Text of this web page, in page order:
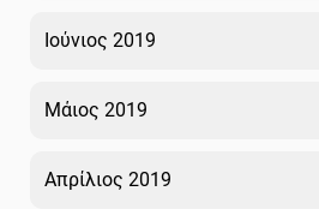
Ιούνιος 2019
Μάιος 2019
Απρίλιος 2019